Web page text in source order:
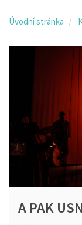
Úvodní stránka
A PAK